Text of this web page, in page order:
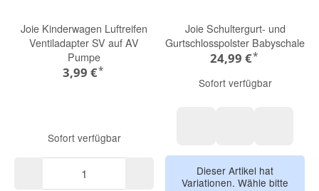
Joie Kinderwagen Luftreifen
Ventiladapter SV auf AV
Pumpe
3,99 €*
Sofort verfügbar
Joie Schultergurt- und
Gurtschlosspolster Babyschale
24,99 €*
Sofort verfügbar
Dieser Artikel hat
Variationen. Wähle bitte